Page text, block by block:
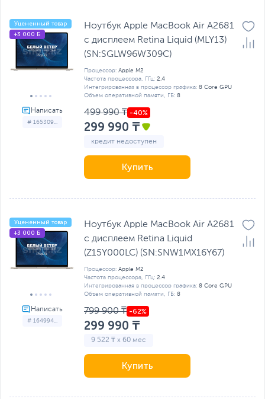
# 165309...
Уцененный товар
+3 000 Б
Ноутбук Apple MacBook Air A2681
с дисплеем Retina Liquid (MLY13)
(SN:SGLW96W309C)
Процессор: Apple M2
Частота процессора, ГГц: 2.4
Интегрированная в процессор графика: 8 Core GPU
Объем оперативной памяти, ГБ: 8
499 990 ₸
299 990 ₸
кредит недоступен
Купить
# 164994...
Уцененный товар
+3 000 Б
Ноутбук Apple MacBook Air A2681
с дисплеем Retina Liquid
(Z15Y000LC) (SN:SNW1MX16Y67)
Процессор: Apple M2
Частота процессора, ГГц: 2.4
Интегрированная в процессор графика: 8 Core GPU
Объем оперативной памяти, ГБ: 8
799 900 ₸
299 990 ₸
9 522 ₸ x 60 мес
Купить